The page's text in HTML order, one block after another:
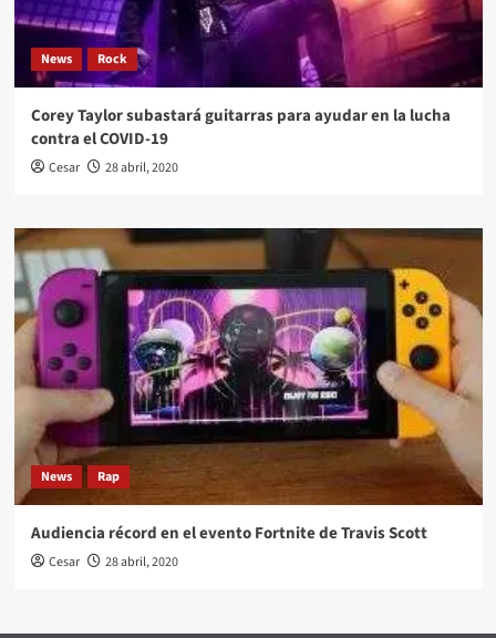
News Rock
Corey Taylor subastará guitarras para ayudar en la lucha
contra el COVID-19
Cesar 28 abril, 2020
News Rap
Audiencia récord en el evento Fortnite de Travis Scott
Cesar 28 abril, 2020